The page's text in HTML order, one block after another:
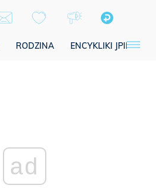
RODZINA ENCYKLIKI JPII
ad